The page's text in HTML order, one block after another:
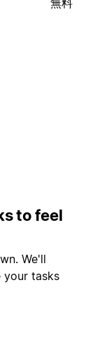
to feel
We'll
your tasks